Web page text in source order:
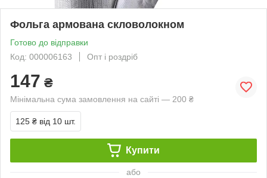
Фольга армована скловолокном
Готово до відправки
Код: 000006163
Опт і роздріб
147 ₴
Мінімальна сума замовлення на сайті — 200 ₴
125 ₴ від 10 шт.
Купити
або